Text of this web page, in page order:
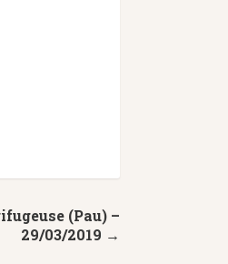
(Pau) –
29/03/2019 →